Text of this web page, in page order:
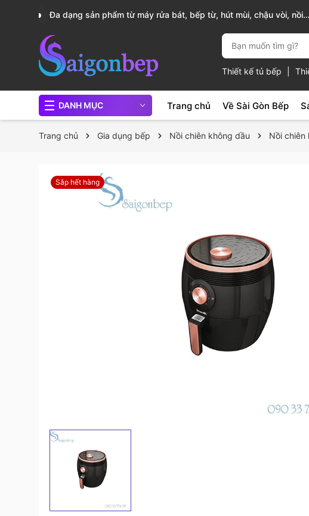
Sài Gòn Bếp chuyên thiết bị bếp, gia dụng bếp cao cấp
Thiết kế tủ bếp
DANH MỤC Trang chủ Về Sài Gòn Bếp
Trang chủ Gia dụng bếp Nồi chiên không dầu Nồi chiên
Sắp hết hàng